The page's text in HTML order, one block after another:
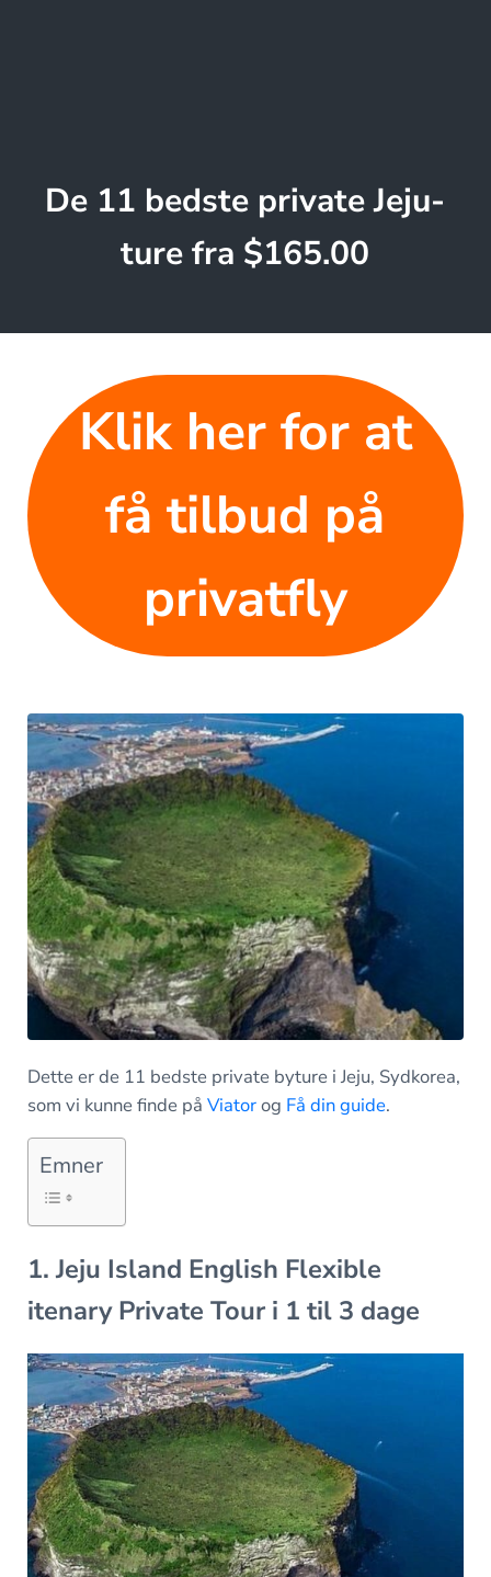
De 11 bedste private Jeju-
ture fra $165.00
Klik her for at
få tilbud på
privatfly
Dette er de 11 bedste private byture i Jeju, Sydkorea,
som vi kunne finde på Viatorog Få din guide.
Emner
1. Jeju Island English Flexible
itenary Private Tour i 1 til 3 dage